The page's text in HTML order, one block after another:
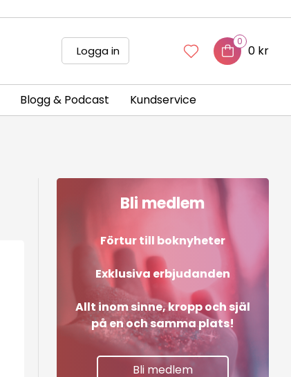
Logga in
0
0 kr
Blogg & Podcast Kundservice
Bli medlem
Förtur till boknyheter
Exklusiva erbjudanden
Allt inom sinne, kropp och själ
på en och samma plats!
Bli medlem